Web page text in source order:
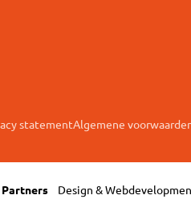
statementAlgemene
Partners Design &